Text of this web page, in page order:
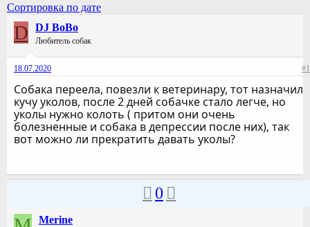
Сортировка по дате
D DJ BoBo
Любитель собак
18.07.2020 #1
Собака переела, повезли к ветеринару, тот назначил
кучу уколов, после 2 дней собачке стало легче, но
уколы нужно колоть ( притом они очень
болезненные и собака в депрессии после них), так
вот можно ли прекратить давать уколы?
0
Merine